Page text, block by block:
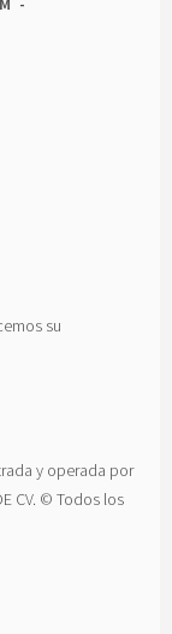
su
y operada por
CV. © Todos los